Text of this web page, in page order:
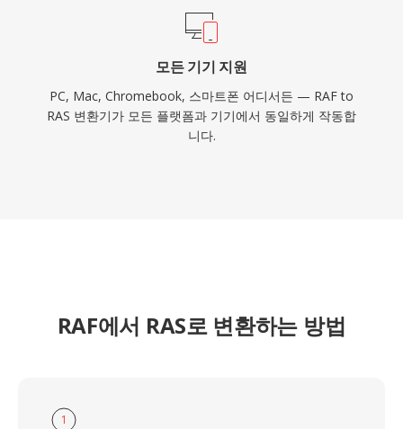
모든 기기 지원
PC, Mac, Chromebook, 스마트폰 어디서든 — RAF to
RAS 변환기가 모든 플랫폼과 기기에서 동일하게 작동합
니다.
RAF에서 RAS로 변환하는 방법
1